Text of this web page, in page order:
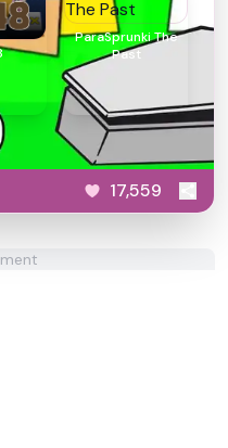
ParaSprunki The
Past
17,559